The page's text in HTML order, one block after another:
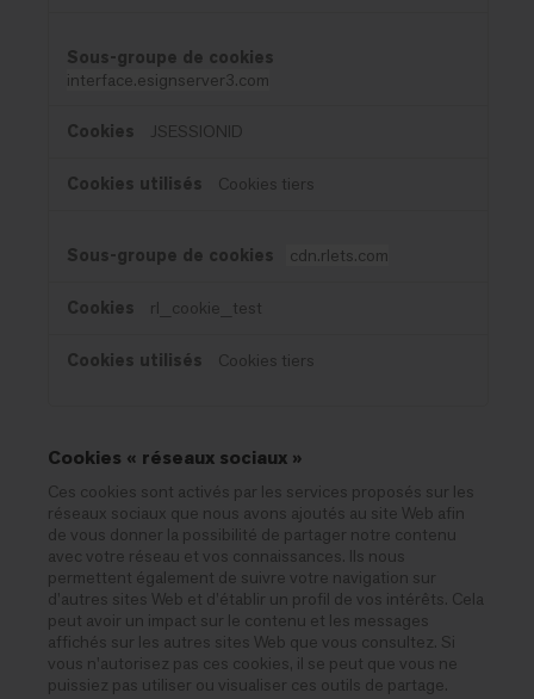
interface.esignserver3.com
JSESSIONID
Cookies tiers
cdn.rlets.com
rl_cookie_test
Cookies tiers
Cookies « réseaux sociaux »
Ces cookies sont activés par les services proposés sur les
réseaux sociaux que nous avons ajoutés au site Web afin
de vous donner la possibilité de partager notre contenu
avec votre réseau et vos connaissances. Ils nous
permettent également de suivre votre navigation sur
d’autres sites Web et d’établir un profil de vos intérêts. Cela
peut avoir un impact sur le contenu et les messages
affichés sur les autres sites Web que vous consultez. Si
vous n'autorisez pas ces cookies, il se peut que vous ne
puissiez pas utiliser ou visualiser ces outils de partage.